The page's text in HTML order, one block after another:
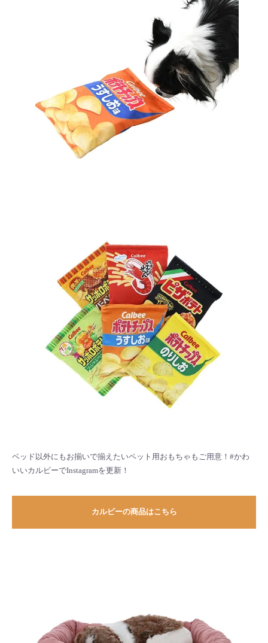
ベッド以外にもお揃いで揃えたいペット用おもちゃもご用意！#かわ
いいカルビーでInstagramを更新！
カルビーの商品はこちら